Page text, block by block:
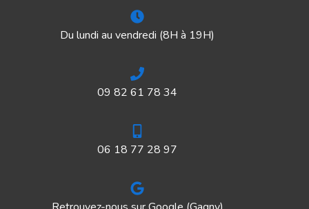
Du lundi au vendredi (8H à 19H)
09 82 61 78 34
06 18 77 28 97